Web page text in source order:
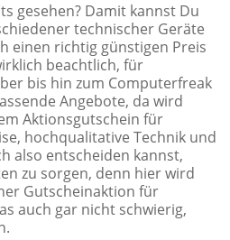
gesehen? Damit kannst Du
technischer Geräte
einen richtig günstigen Preis
beachtlich, für
bis hin zum Computerfreak
Angebote, da wird
Aktionsgutschein für
hochqualitative Technik und
also entscheiden kannst,
zu sorgen, denn hier wird
Gutscheinaktion für
auch gar nicht schwierig,